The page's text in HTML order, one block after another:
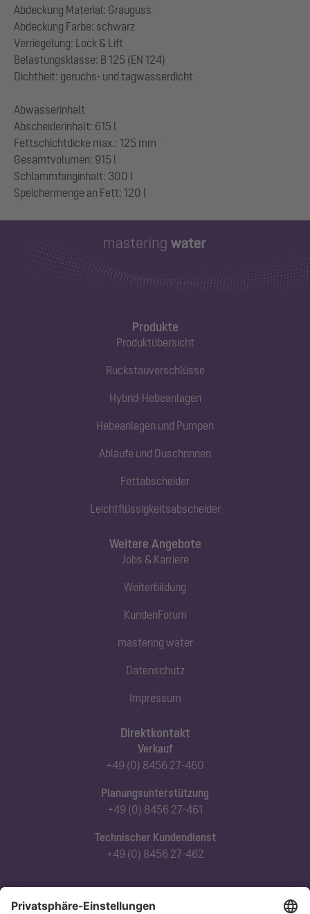
Abdeckung Material: Grauguss
Abdeckung Farbe: schwarz
Verriegelung: Lock & Lift
Belastungsklasse: B 125 (EN 124)
Dichtheit: geruchs- und tagwasserdicht
Abwasserinhalt
Abscheiderinhalt: 615 l
Fettschichtdicke max.: 125 mm
Gesamtvolumen: 915 l
Schlammfanginhalt: 300 l
Produkte
Produktübersicht
Rückstauverschlüsse
Hybrid-Hebeanlagen
Hebeanlagen und Pumpen
Abläufe und Duschrinnen
Fettabscheider
Leichtflüssigkeitsabscheider
Direktkontakt
Verkauf
+49 (0) 8456 27-460
Planungsunterstützung
+49 (0) 8456 27-461
Technischer Kundendienst
+49 (0) 8456 27-462
Abonnieren Sie unseren Newsletter
Weitere Angebote
Jobs & Karriere
Weiterbildung
KundenForum
mastering water
Datenschutz
Impressum